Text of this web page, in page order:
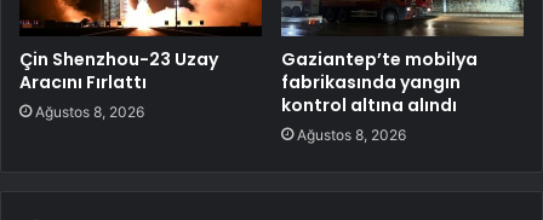
Çin Shenzhou-23 Uzay
Aracını Fırlattı
Ağustos 8, 2026
Gaziantep’te mobilya
fabrikasında yangın
kontrol altına alındı
Ağustos 8, 2026